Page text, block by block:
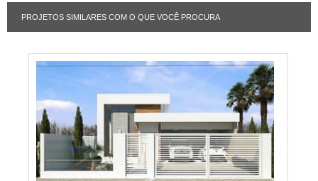
PROJETOS SIMILARES COM O QUE VOCÊ PROCURA